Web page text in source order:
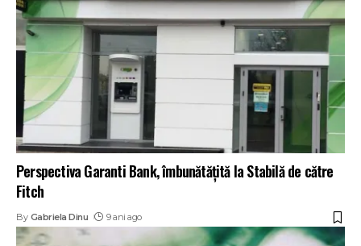
Perspectiva Garanti Bank, îmbunătăţită la Stabilă de către
Fitch
By Gabriela Dinu 9 ani ago